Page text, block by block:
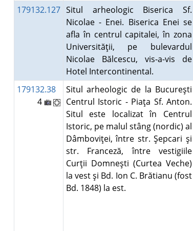
179132.127 Situl arheologic Biserica Sf.
Nicolae - Enei. Biserica Enei se
afla în centrul capitalei, în zona
Universităţii, pe bulevardul
Nicolae Bălcescu, vis-a-vis de
Hotel Intercontinental.
179132.38
4
Situl arheologic de la Bucureşti
Centrul Istoric - Piaţa Sf. Anton.
Situl este localizat în Centrul
Istoric, pe malul stâng (nordic) al
Dâmboviţei, între str. Şepcari şi
str. Franceză, între vestigiile
Curţii Domneşti (Curtea Veche)
la vest şi Bd. Ion C. Brătianu (fost
Bd. 1848) la est.